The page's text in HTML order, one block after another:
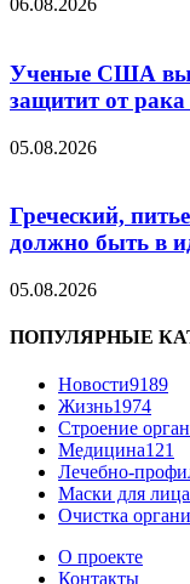
06.08.2026
Ученые США
защитит от
05.08.2026
Греческий,
должно быть в
05.08.2026
ПОПУЛЯРНЫЕ
Новости9189
Жизнь1974
Строение
Медицина121
Лечебно-
Маски для лица
Очистка
О проекте
Контакты